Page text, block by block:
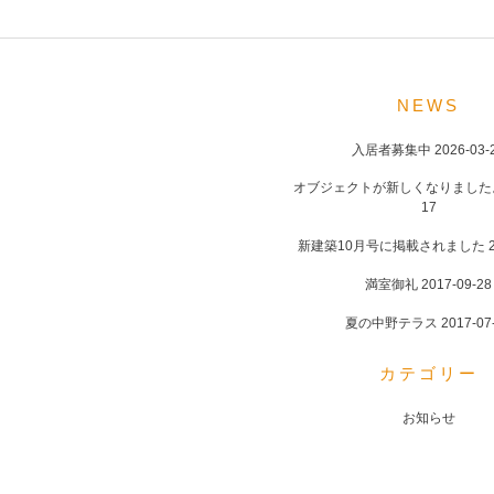
NEWS
入居者募集中 2026-03-
オブジェクトが新しくなりました
17
新建築10月号に掲載されました
満室御礼 2017-09-28
夏の中野テラス 2017-
カテゴリー
お知らせ